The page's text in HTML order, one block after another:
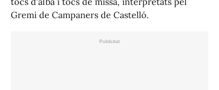
Gremi de Campaners de Castelló.